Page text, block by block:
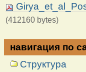
(412160 bytes)
навигация по
Структура